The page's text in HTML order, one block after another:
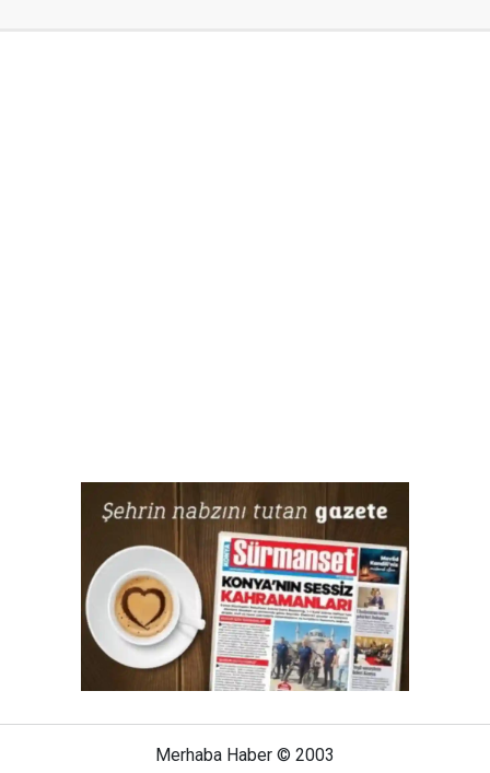
Merhaba Haber © 2003